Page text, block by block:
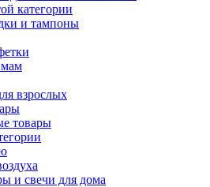
категории
и тампоны
взрослых
товары
и свечи для дома